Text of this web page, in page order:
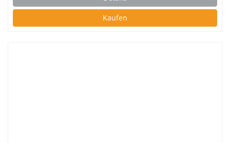
Kaufen